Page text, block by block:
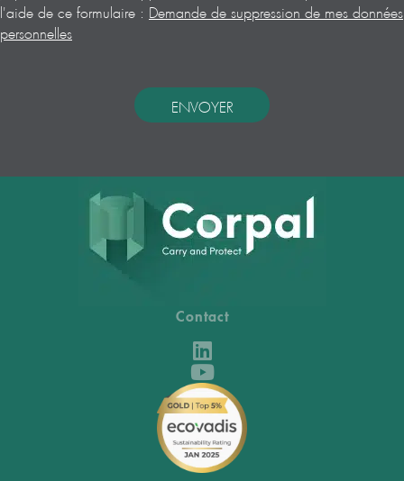
l'aide de ce formulaire : Demande de suppression de mes données
personnelles
Contact